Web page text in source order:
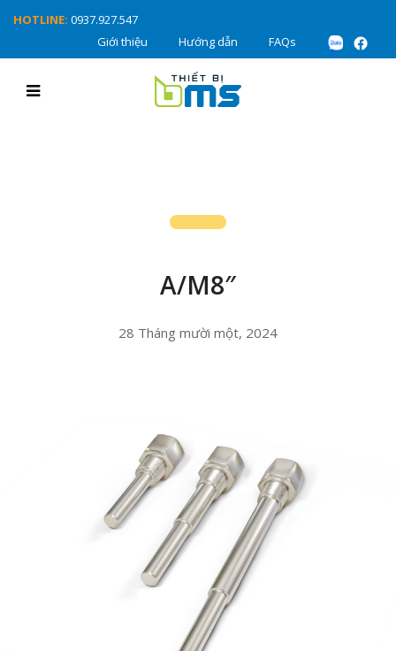
HOTLINE: 0937.927.547
Giới thiệu
Hướng dẫn FAQs
A/M8″
28 Tháng mười một, 2024